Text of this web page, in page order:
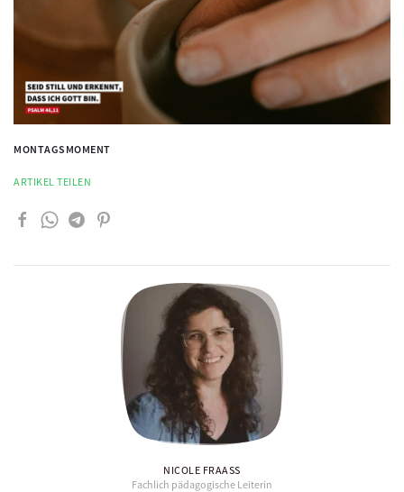
MONTAGSMOMENT
ARTIKEL TEILEN
NICOLE FRAASS
Fachlich pädagogische Leiterin